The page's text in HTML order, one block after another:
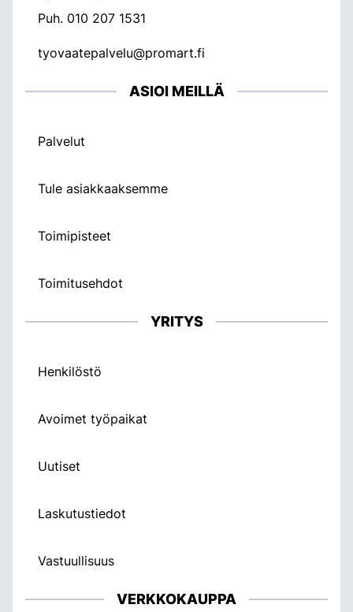
Puh. 010 207 1531
tyovaatepalvelu@promart.fi
ASIOI MEILLÄ
Palvelut
Tule asiakkaaksemme
Toimipisteet
Toimitusehdot
YRITYS
Henkilöstö
Avoimet työpaikat
Uutiset
Laskutustiedot
Vastuullisuus
VERKKOKAUPPA